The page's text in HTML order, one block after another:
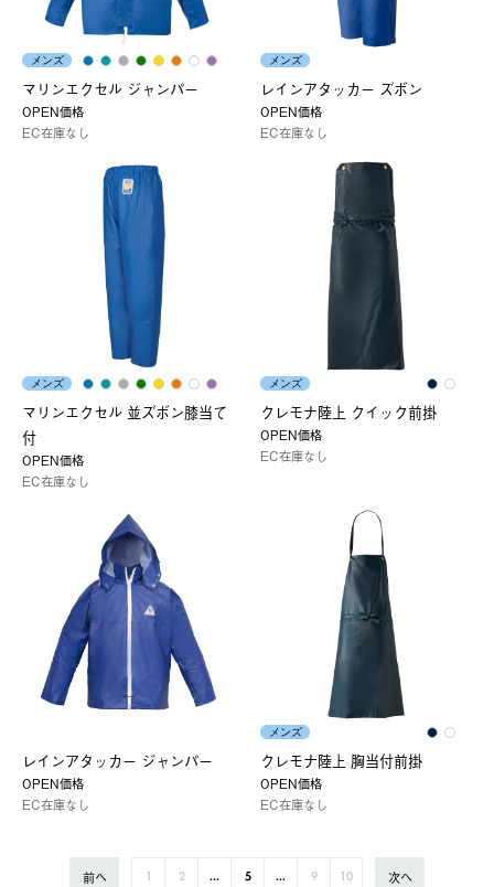
メンズ
マリンエクセル ジャンパー
OPEN価格
EC在庫なし
メンズ
レインアタッカー ズボン
OPEN価格
EC在庫なし
メンズ
マリンエクセル 並ズボン膝当て
付
OPEN価格
EC在庫なし
メンズ
クレモナ陸上 クイック前掛
OPEN価格
EC在庫なし
レインアタッカー ジャンパー
OPEN価格
EC在庫なし
メンズ
クレモナ陸上 胸当付前掛
OPEN価格
EC在庫なし
前へ 2 ... 5 ... 9 10 次へ